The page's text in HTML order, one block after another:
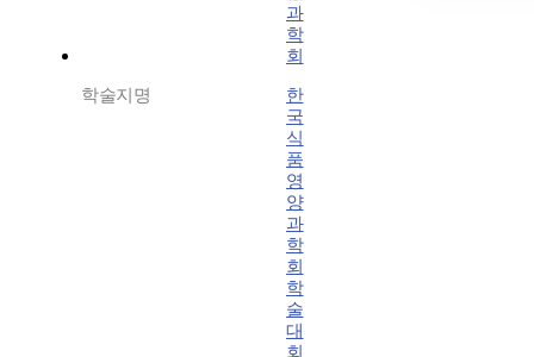
과
학
회
학술지명
한
국
식
품
영
양
과
학
회
학
술
대
회